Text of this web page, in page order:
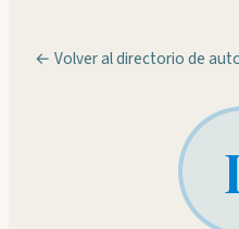
← Volver al directorio de